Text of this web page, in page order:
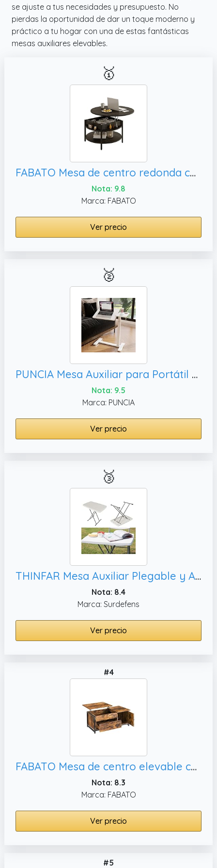
se ajuste a tus necesidades y presupuesto. No
pierdas la oportunidad de dar un toque moderno y
práctico a tu hogar con una de estas fantásticas
mesas auxiliares elevables.
🥇
FABATO Mesa de centro redonda con parte superior elevable con almacenamiento y compartimento oculto, mesa de centro redonda
Nota: 9.8
Marca: FABATO
Ver precio
🥈
PUNCIA Mesa Auxiliar para Portátil Regulable en Altura 70-102cm Escritorio Elevable de Pie Inclinable Mesa en Forma de C con Listones de Parada Estación de Trabajo con Ruedas para Sofá Cama Blanco
Nota: 9.5
Marca: PUNCIA
Ver precio
🥉
THINFAR Mesa Auxiliar Plegable y Ajustable en Altura, Terrazas y Balcones (Blanco)
Nota: 8.4
Marca: Surdefens
Ver precio
#4
FABATO Mesa de centro elevable con cajón de almacenamiento, color marrón rústico
Nota: 8.3
Marca: FABATO
Ver precio
#5